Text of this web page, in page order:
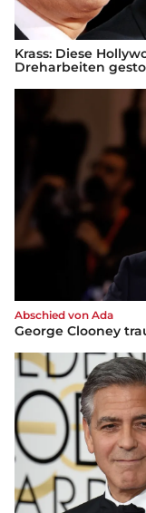
Krass: Diese
Dreharbeiten
Abschied von Ada
George Clooney